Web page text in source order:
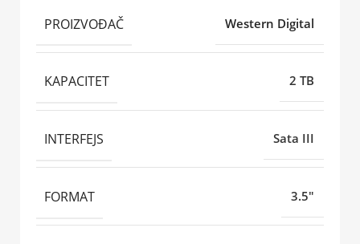
PROIZVOĐAČ Western Digital
KAPACITET 2 TB
INTERFEJS Sata III
FORMAT 3.5"